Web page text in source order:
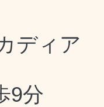
ディア
9分